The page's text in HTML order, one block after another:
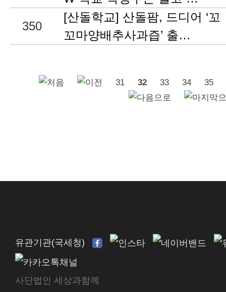
350
[산돌학교] 산돌팜, 드디어 ‘꼬
꼬마양배추사과즙’ 출…
31 32 33 34 35
유관기관(국세청)
사단법인 세상과함께